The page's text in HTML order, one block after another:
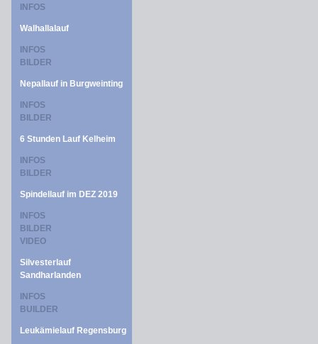
INFOS
Walhallalauf
INFOS
BILDER
Nepallauf in Burgweinting
INFOS
BILDER
6 Stunden Lauf Kelheim
INFOS
BILDER
Spindellauf im DEZ 2019
INFOS
BILDER
VIDEO
Silvesterlauf
Sandharlanden
INFOS
BUILDER
Leukämielauf Regensburg